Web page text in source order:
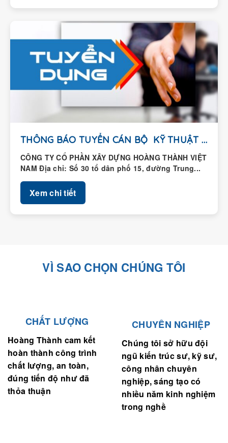
THÔNG BÁO TUYỂN CÁN BỘ KỸ THUẬT HIỆN...
CÔNG TY CỔ PHẦN XÂY DỰNG HOÀNG THÀNH VIỆT
NAM Địa chỉ: Số 30 tổ dân phố 15, đường Trung...
Xem chi tiết
VÌ SAO CHỌN CHÚNG TÔI
CHẤT LƯỢNG
Hoàng Thành cam kết
hoàn thành công trình
chất lượng, an toàn,
đúng tiến độ như đã
thỏa thuận
CHUYÊN NGHIỆP
Chúng tôi sở hữu đội
ngũ kiến trúc sư, kỹ sư,
công nhân chuyên
nghiệp, sáng tạo có
nhiều năm kinh nghiệm
trong nghề